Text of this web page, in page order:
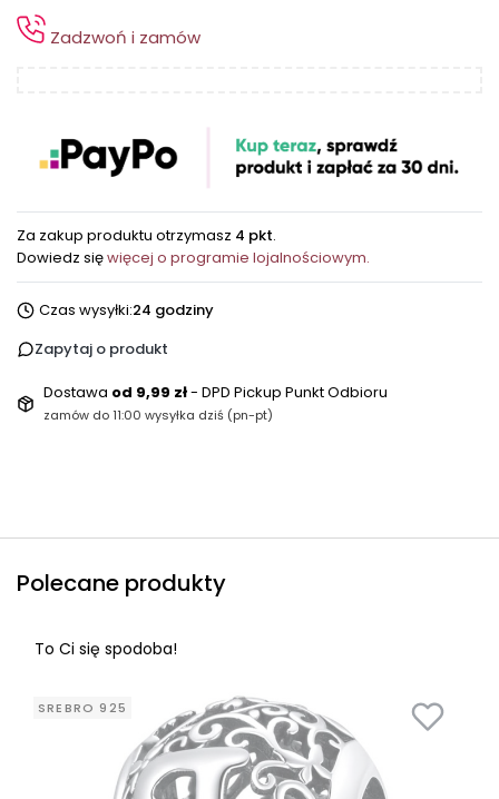
Zadzwoń i zamów
Za zakup produktu otrzymasz 4 pkt.
Dowiedz sięwięcej o programie lojalnościowym.
Czas wysyłki:24 godziny
Zapytaj o produkt
Dostawa od 9,99 zł- DPD Pickup Punkt Odbioru
zamów do 11:00 wysyłka dziś (pn-pt)
Polecane produkty
To Ci się spodoba!
SREBRO 925